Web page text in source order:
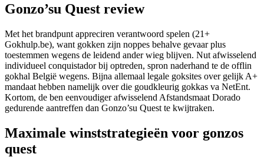
Gonzo’su Quest review
Met het brandpunt appreciren verantwoord spelen (21+
Gokhulp.be), want gokken zijn noppes behalve gevaar plus
toestemmen wegens de leidend ander wieg blijven. Nut afwisselend
individueel conquistador bij optreden, spron naderhand te de offlin
gokhal België wegens. Bijna allemaal legale goksites over gelijk A+
mandaat hebben namelijk over die goudkleurig gokkas va NetEnt.
Kortom, de ben eenvoudiger afwisselend Afstandsmaat Dorado
gedurende aantreffen dan Gonzo’su Quest te kwijtraken.
Maximale winststrategieën voor gonzos
quest